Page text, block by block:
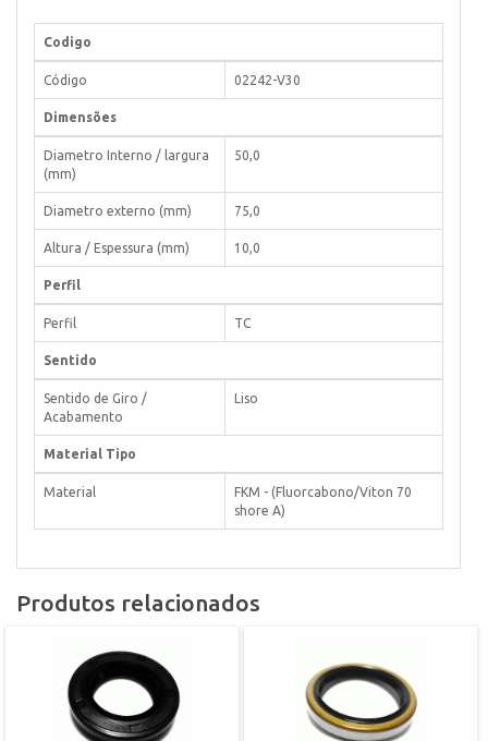
Codigo
Código 02242-V30
Dimensões
Diametro Interno / largura
(mm)
50,0
Diametro externo (mm) 75,0
Altura / Espessura (mm) 10,0
Perfil
Perfil TC
Sentido
Sentido de Giro /
Acabamento
Liso
Material Tipo
Material
FKM - (Fluorcabono/Viton 70
shore A)
Produtos relacionados